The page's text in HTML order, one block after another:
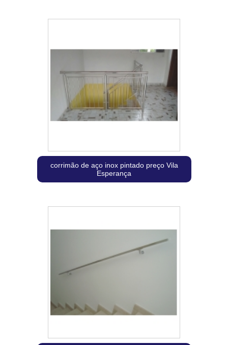
corrimão de aço inox pintado preço Vila
Esperança